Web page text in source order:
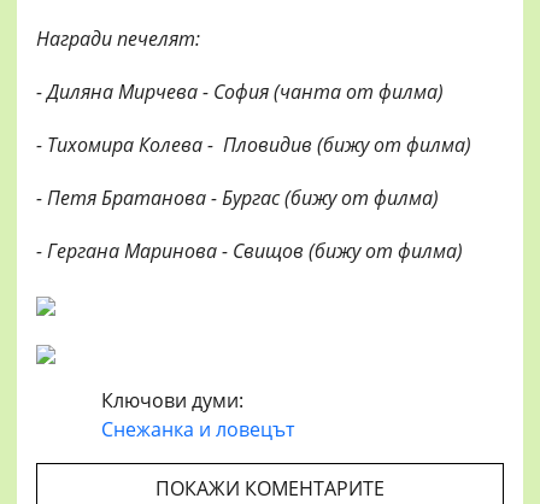
Награди печелят:
- Диляна Мирчева - София (чанта от филма)
- Тихомира Колева - Пловидив (бижу от филма)
- Петя Братанова - Бургас (бижу от филма)
- Гергана Маринова - Свищов (бижу от филма)
Ключови думи:
Снежанка и ловецът
ПОКАЖИ КОМЕНТАРИТЕ